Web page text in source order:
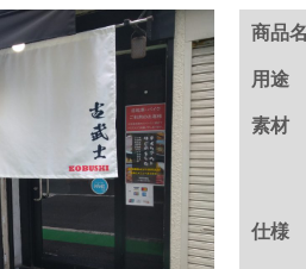
商品
用途
素材
仕様